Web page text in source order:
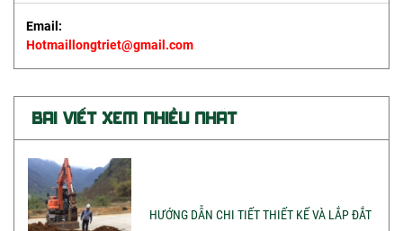
Email:
Hotmaillongtriet@gmail.com
BÀI VIẾT XEM NHIỀU NHẤT
HƯỚNG DẪN CHI TIẾT THIẾT KẾ VÀ LẮP ĐẮT